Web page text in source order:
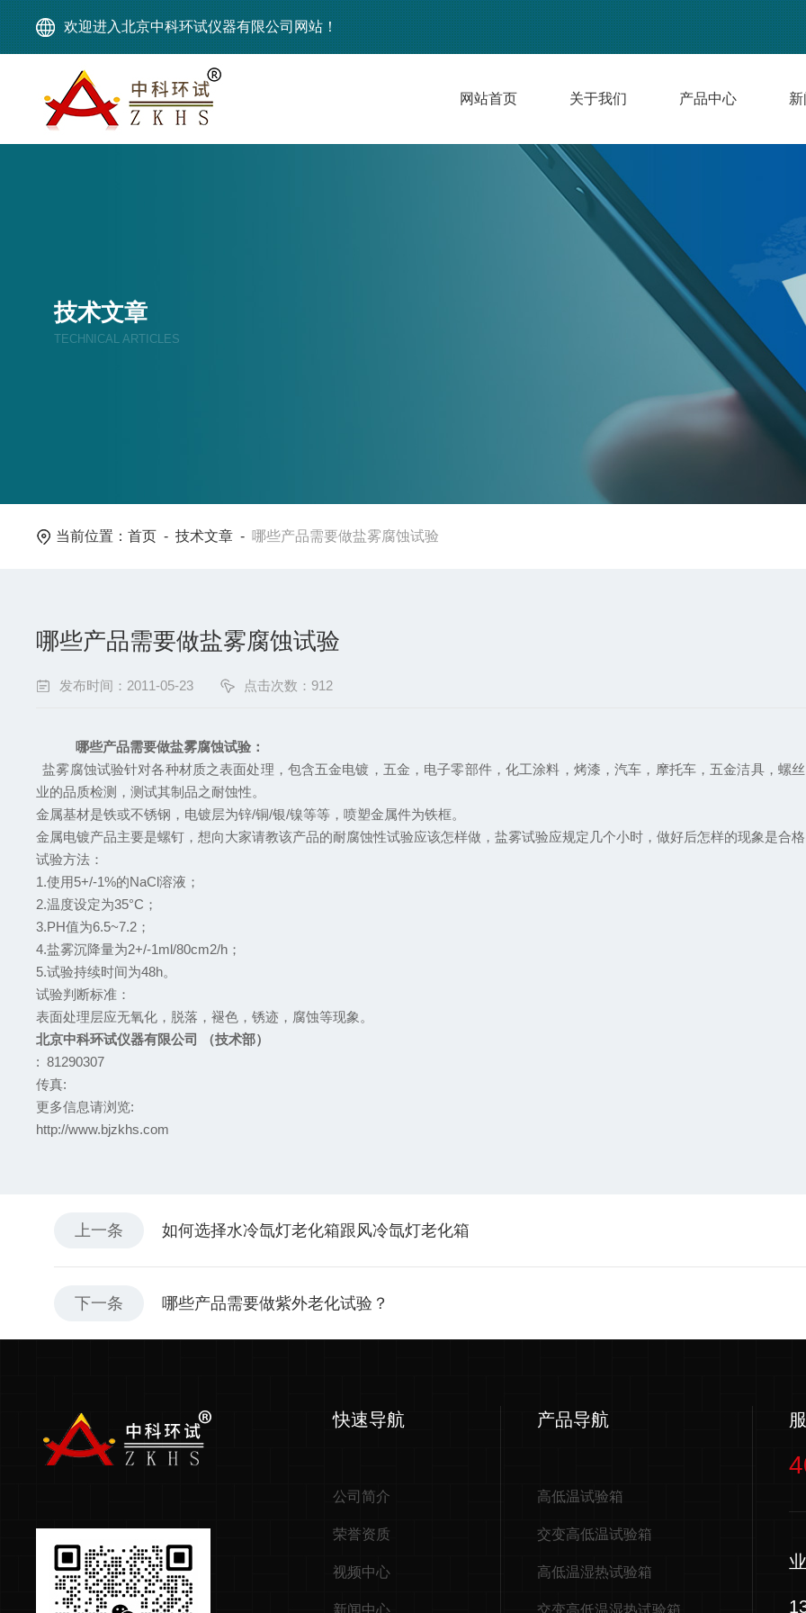
欢迎进入北京中科环试仪器有限公司网站！
网站首页 关于我们 产品中心
技术文章
TECHNICAL ARTICLES
当前位置：首页 -技术文章 - 哪些产品需要做盐雾腐蚀试验
哪些产品需要做盐雾腐蚀试验
发布时间：2011-05-23 点击次数：912
哪些产品需要做盐雾腐蚀试验：
盐雾腐蚀试验针对各种材质之表面处理，包含五金电镀，五金，电子零部件，化工涂料，烤漆，汽车，摩托车，五金洁具，螺
业的品质检测，测试其制品之耐蚀性。
金属基材是铁或不锈钢，电镀层为锌/铜/银/镍等等，喷塑金属件为铁框。
金属电镀产品主要是螺钉，想向大家请教该产品的耐腐蚀性试验应该怎样做，盐雾试验应规定几个小时，做好后怎样的现象是合
试验方法：
1.使用5+/-1%的NaCl溶液；
2.温度设定为35°C；
3.PH值为6.5~7.2；
4.盐雾沉降量为2+/-1ml/80cm2/h；
5.试验持续时间为48h。
试验判断标准：
表面处理层应无氧化，脱落，褪色，锈迹，腐蚀等现象。
北京中科环试仪器有限公司 （技术部）
: 81290307
传真:
更多信息请浏览:
http://www.bjzkhs.com
上一条 如何选择水冷氙灯老化箱跟风冷氙灯老化箱
下一条 哪些产品需要做紫外老化试验？
快速导航
公司简介
荣誉资质
视频中心
新闻中心
产品导航
高低温试验箱
交变高低温试验箱
高低温湿热试验箱
交变高低温湿热试验箱